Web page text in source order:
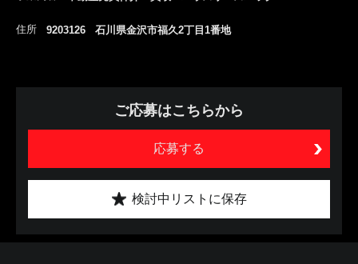
住所 9203126 石川県金沢市福久2丁目1番地
ご応募はこちらから
応募する
検討中リストに保存